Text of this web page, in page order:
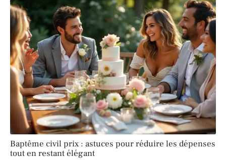
Baptême civil prix : astuces pour réduire les dépenses
tout en restant élégant